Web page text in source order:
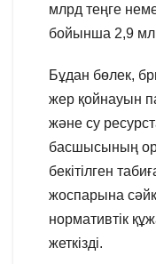
млрд теңге
бойынша 2,9
Бұдан бөлек,
жер қойнауын
және су
басшысының
бекітілген
жоспарына
нормативтік
жеткізді.